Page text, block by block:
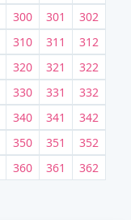
300 301
302
310 311
312
320 321
322
330 331
332
340 341
342
350 351
352
360 361
362